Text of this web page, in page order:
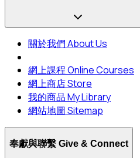
關於我們 About Us
網上課程 Online Courses
網上商店 Store
我的商品 My Library
網站地圖 Sitemap
奉獻與聯繫 Give & Connect